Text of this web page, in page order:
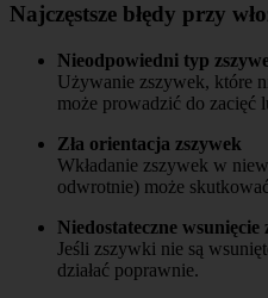
Najczęstsze błędy przy
Nieodpowiedni typ
Używanie zszywek, które
może prowadzić do zacięć
Zła orientacja zszywek
Wkładanie zszywek w
odwrotnie) może
Niedostateczne wsunięcie
Jeśli zszywki nie są
działać poprawnie.